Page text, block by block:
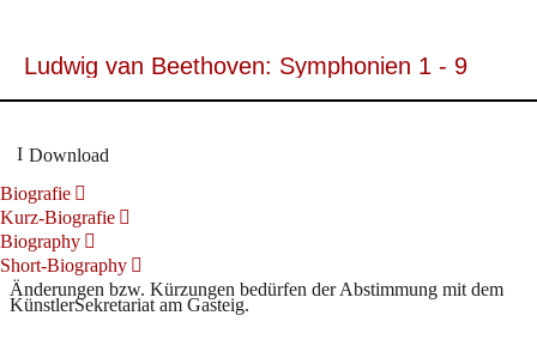
Ludwig van Beethoven: Symphonien 1 - 9
Download
Biografie
Kurz-Biografie
Biography
Short-Biography
Änderungen bzw. Kürzungen bedürfen der Abstimmung mit dem
KünstlerSekretariat am Gasteig.